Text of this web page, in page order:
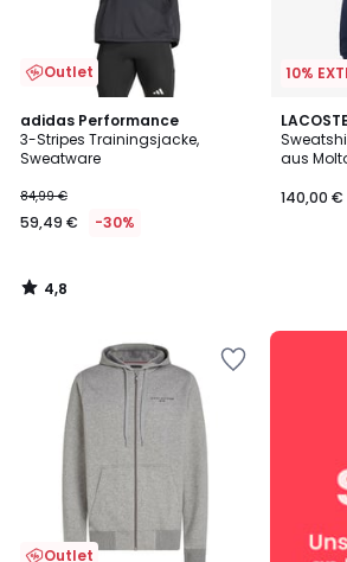
Outlet
adidas Performance
3-Stripes Trainingsjacke,
Sweatware
84,99 €
59,49 € -30%
4,8
/ 5
4,8
/
10%
LACOSTE
aus
140,00 €
3
Farben
Outlet
Unsere